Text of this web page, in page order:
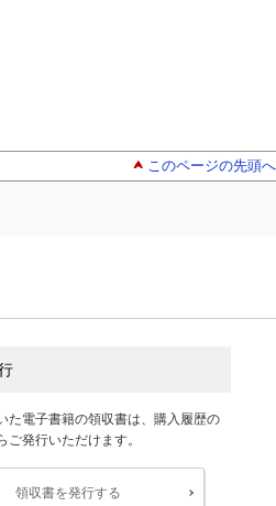
このページの先頭へ
た電子書籍の領収書は、購入履歴の
ご発行いただけます。
領収書を発行する